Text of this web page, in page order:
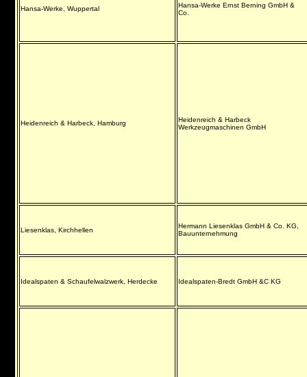
Hansa-Werke, Wuppertal
Hansa-Werke Ernst Berning GmbH &
Co.
Heidenreich & Harbeck, Hamburg
Heidenreich & Harbeck
Werkzeugmaschinen GmbH
Liesenklas, Kirchhellen
Hermann Liesenklas GmbH & Co. KG,
Bauunternehmung
Idealspaten & Schaufelwalzwerk, Herdecke Idealspaten-Bredt GmbH &C KG